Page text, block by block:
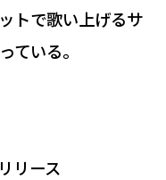
トで歌い上げるサ
ている。
リース